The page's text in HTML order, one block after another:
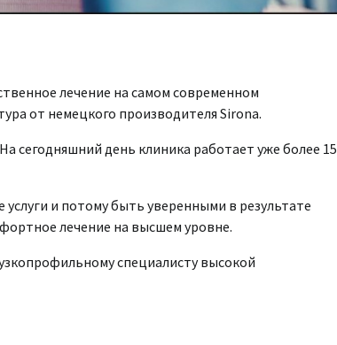
лечение на самом современном
от немецкого производителя Sirona.
сегодняшний день клиника работает уже более 15
и потому быть уверенными в результате
лечение на высшем уровне.
специалисту высокой